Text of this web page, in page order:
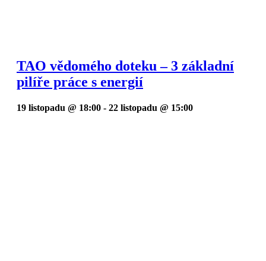
TAO vědomého doteku – 3 základní
pilíře práce s energií
19 listopadu @ 18:00 - 22 listopadu @ 15:00